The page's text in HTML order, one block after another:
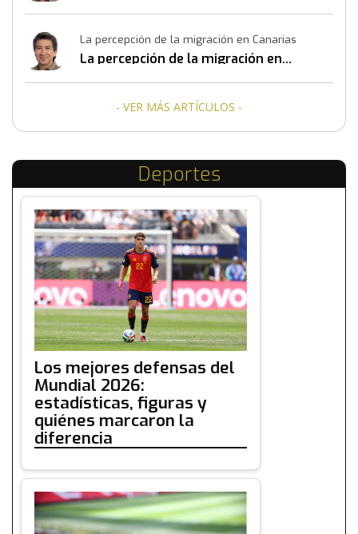
La percepción de la migración en Canarias
La percepción de la migración en
- VER MÁS ARTÍCULOS -
Deportes
Los mejores defensas del
Mundial 2026:
estadísticas, figuras y
quiénes marcaron la
diferencia